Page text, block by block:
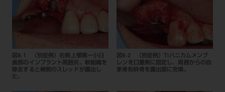
図8-1 （別症例）右側上顎第一小臼
歯部のインプラント周囲炎。軟組織を
除去すると頰側のスレッドが露出し
た。
図8-2 （別症例）Tiハニカムメンブ
レンを口蓋側に固定し、周囲からの自
家骨粉砕骨を露出部に充填。